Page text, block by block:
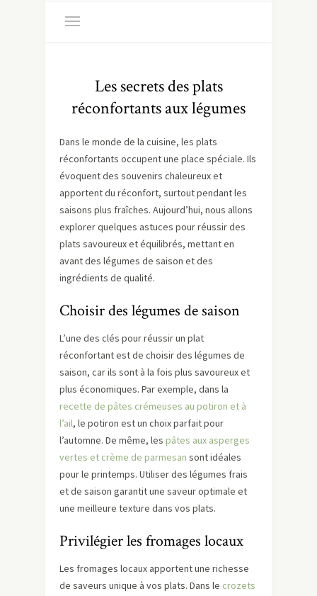
Les secrets des plats
réconfortants aux légumes
Dans le monde de la cuisine, les plats
réconfortants occupent une place spéciale. Ils
évoquent des souvenirs chaleureux et
apportent du réconfort, surtout pendant les
saisons plus fraîches. Aujourd’hui, nous allons
explorer quelques astuces pour réussir des
plats savoureux et équilibrés, mettant en
avant des légumes de saison et des
ingrédients de qualité.
Choisir des légumes de saison
L’une des clés pour réussir un plat
réconfortant est de choisir des légumes de
saison, car ils sont à la fois plus savoureux et
plus économiques. Par exemple, dans la
recette de pâtes crémeuses au potiron et à
l’ail, le potiron est un choix parfait pour
l’automne. De même, les pâtes aux asperges
vertes et crème de parmesan sont idéales
pour le printemps. Utiliser des légumes frais
et de saison garantit une saveur optimale et
une meilleure texture dans vos plats.
Privilégier les fromages locaux
Les fromages locaux apportent une richesse
de saveurs unique à vos plats. Dans le crozets